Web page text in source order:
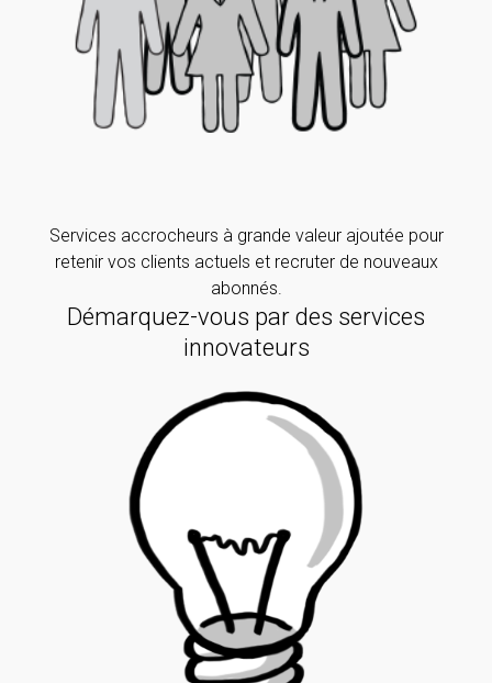
Services accrocheurs à grande valeur ajoutée pour
retenir vos clients actuels et recruter de nouveaux
abonnés.
Démarquez-vous par des services
innovateurs